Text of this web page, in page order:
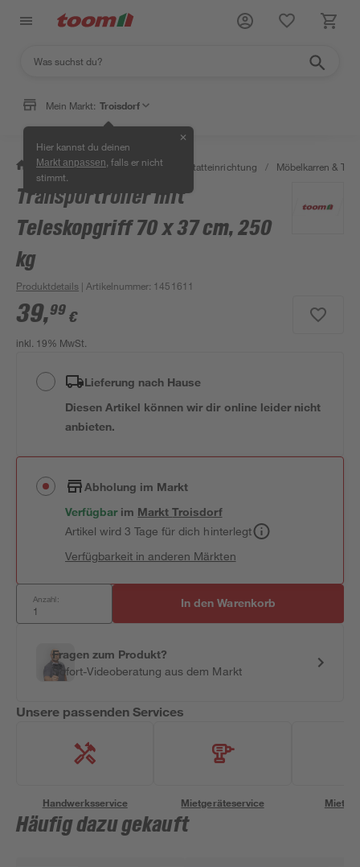
Mein Markt: Troisdorf
Hier kannst du deinen
Markt anpassen , falls er nicht
stimmt.
✕
/ Werkstatt & Maschinen / Werkstatteinrichtung / Möbelkarren &
Transportroller mit
Teleskopgriff 70 x 37 cm, 250
kg
Produktdetails | Artikelnummer: 1451611
39,99 €
inkl. 19% MwSt.
Lieferung nach Hause
Diesen Artikel können wir dir online leider nicht
anbieten.
Abholung im Markt
Verfügbar im MarktTroisdorf
Artikel wird 3 Tage für dich hinterlegt
Verfügbarkeit in anderen Märkten
Anzahl: In den Warenkorb
Fragen zum Produkt?
Sofort-Videoberatung aus dem Markt
Unsere passenden Services
Handwerksservice Mietgeräteservice
Häufig dazu gekauft